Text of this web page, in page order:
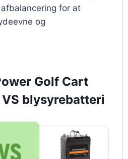
for at
og
Golf Cart
blysyrebatteri